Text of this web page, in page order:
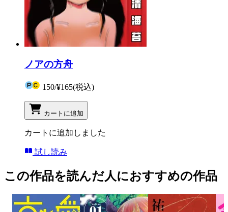
ノアの方舟
150/¥165(税込)
カートに追加
カートに追加しました
試し読み
この作品を読んだ人におすすめの作品